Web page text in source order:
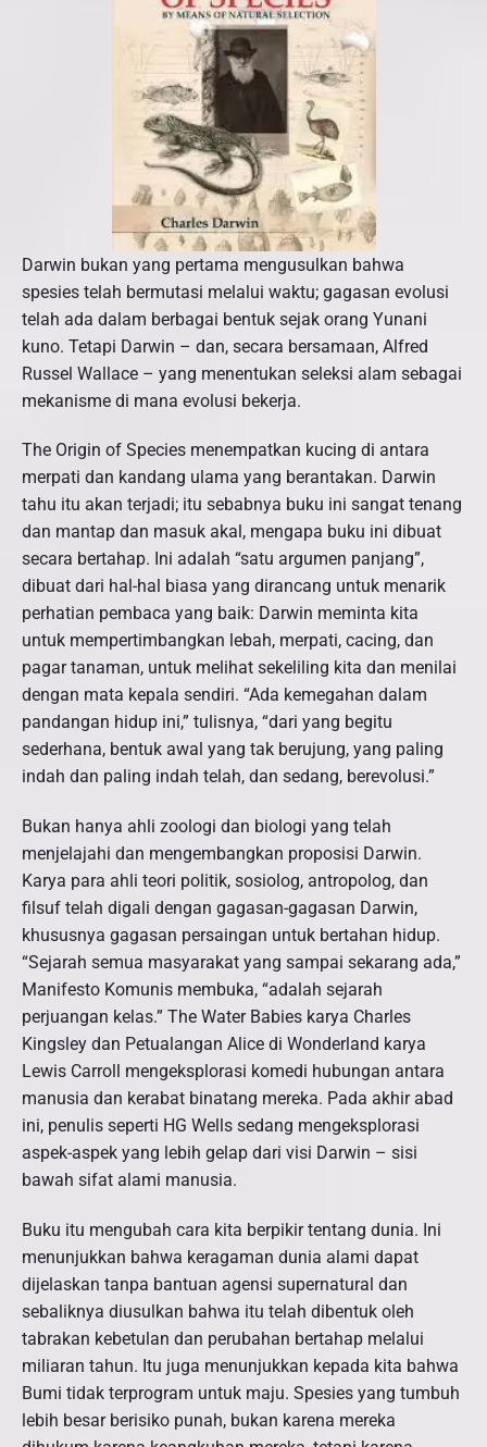
Darwin bukan yang pertama mengusulkan bahwa
spesies telah bermutasi melalui waktu; gagasan evolusi
telah ada dalam berbagai bentuk sejak orang Yunani
kuno. Tetapi Darwin – dan, secara bersamaan, Alfred
Russel Wallace – yang menentukan seleksi alam sebagai
mekanisme di mana evolusi bekerja.
The Origin of Species menempatkan kucing di antara
merpati dan kandang ulama yang berantakan. Darwin
tahu itu akan terjadi; itu sebabnya buku ini sangat tenang
dan mantap dan masuk akal, mengapa buku ini dibuat
secara bertahap. Ini adalah “satu argumen panjang”,
dibuat dari hal-hal biasa yang dirancang untuk menarik
perhatian pembaca yang baik: Darwin meminta kita
untuk mempertimbangkan lebah, merpati, cacing, dan
pagar tanaman, untuk melihat sekeliling kita dan menilai
dengan mata kepala sendiri. “Ada kemegahan dalam
pandangan hidup ini,” tulisnya, “dari yang begitu
sederhana, bentuk awal yang tak berujung, yang paling
indah dan paling indah telah, dan sedang, berevolusi.”
Bukan hanya ahli zoologi dan biologi yang telah
menjelajahi dan mengembangkan proposisi Darwin.
Karya para ahli teori politik, sosiolog, antropolog, dan
filsuf telah digali dengan gagasan-gagasan Darwin,
khususnya gagasan persaingan untuk bertahan hidup.
“Sejarah semua masyarakat yang sampai sekarang ada,”
Manifesto Komunis membuka, “adalah sejarah
perjuangan kelas.” The Water Babies karya Charles
Kingsley dan Petualangan Alice di Wonderland karya
Lewis Carroll mengeksplorasi komedi hubungan antara
manusia dan kerabat binatang mereka. Pada akhir abad
ini, penulis seperti HG Wells sedang mengeksplorasi
aspek-aspek yang lebih gelap dari visi Darwin – sisi
bawah sifat alami manusia.
Buku itu mengubah cara kita berpikir tentang dunia. Ini
menunjukkan bahwa keragaman dunia alami dapat
dijelaskan tanpa bantuan agensi supernatural dan
sebaliknya diusulkan bahwa itu telah dibentuk oleh
tabrakan kebetulan dan perubahan bertahap melalui
miliaran tahun. Itu juga menunjukkan kepada kita bahwa
Bumi tidak terprogram untuk maju. Spesies yang tumbuh
lebih besar berisiko punah, bukan karena mereka